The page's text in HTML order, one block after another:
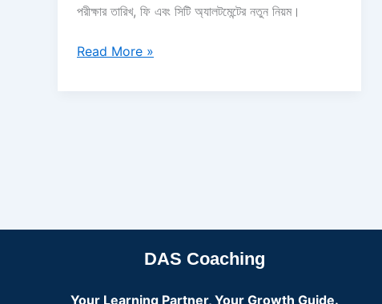
পরীক্ষার তারিখ, ফি এবং সিটি অ্যালটমেন্টের নতুন নিয়ম।
Read More »
DAS Coaching
Your Learning Partner, Your Growth Guide.